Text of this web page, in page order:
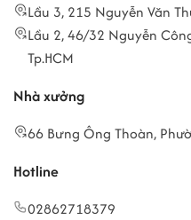
Lầu 3, 215 Nguyễn Văn
Lầu 2, 46/32 Nguyễn
Tp.HCM
Nhà xưởng
66 Bưng Ông Thoàn,
Hotline
02862718379